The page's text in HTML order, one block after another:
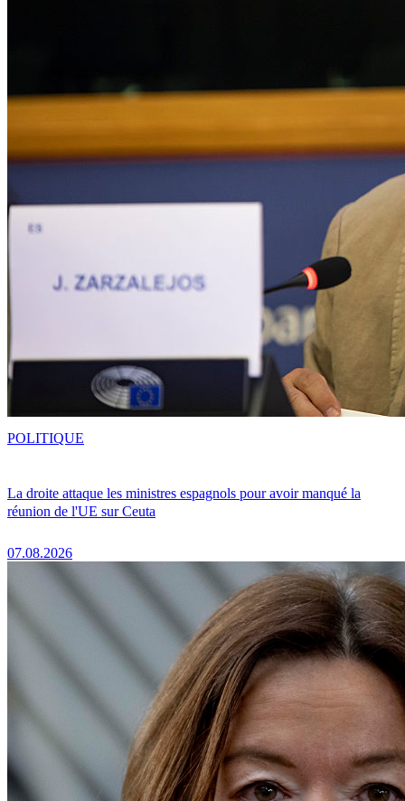
La droite attaque les ministres espagnols pour avoir manqué la
réunion de l'UE sur Ceuta
07.08.2026
POLITIQUE